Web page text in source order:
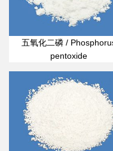
五氧化二磷 /
pentoxide